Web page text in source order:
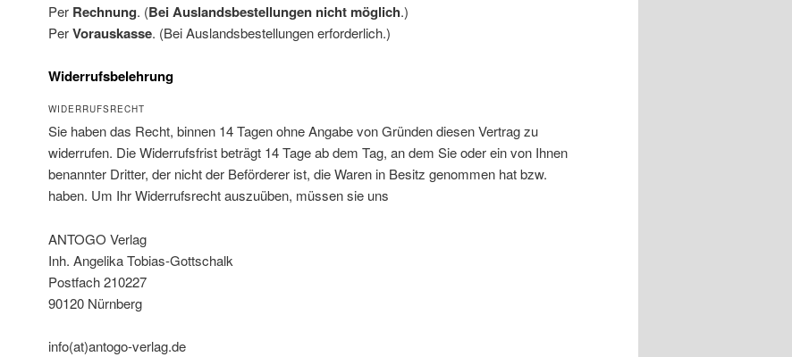
Per Rechnung. (BeiAuslandsbestellungen nicht möglich.)
PerVorauskasse. (Bei Auslandsbestellungen erforderlich.)
Widerrufsbelehrung
WIDERRUFSRECHT
Sie haben das Recht, binnen 14 Tagen ohne Angabe von Gründen diesen Vertrag zu
widerrufen. Die Widerrufsfrist beträgt 14 Tage ab dem Tag, an dem Sie oder ein von Ihnen
benannter Dritter, der nicht der Beförderer ist, die Waren in Besitz genommen hat bzw.
haben. Um Ihr Widerrufsrecht auszuüben, müssen sie uns
ANTOGO Verlag
Inh. Angelika Tobias-Gottschalk
Postfach 210227
90120 Nürnberg
info(at)antogo-verlag.de